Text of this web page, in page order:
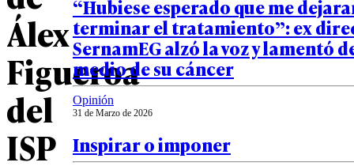
Álex
Figueroa
del
ISP
“Hubiese esperado que me
terminar el tratamiento”: ex
SernamEG alzó la voz y lamentó
medio de su cáncer
Opinión
31 de Marzo de 2026
Inspirar o imponer